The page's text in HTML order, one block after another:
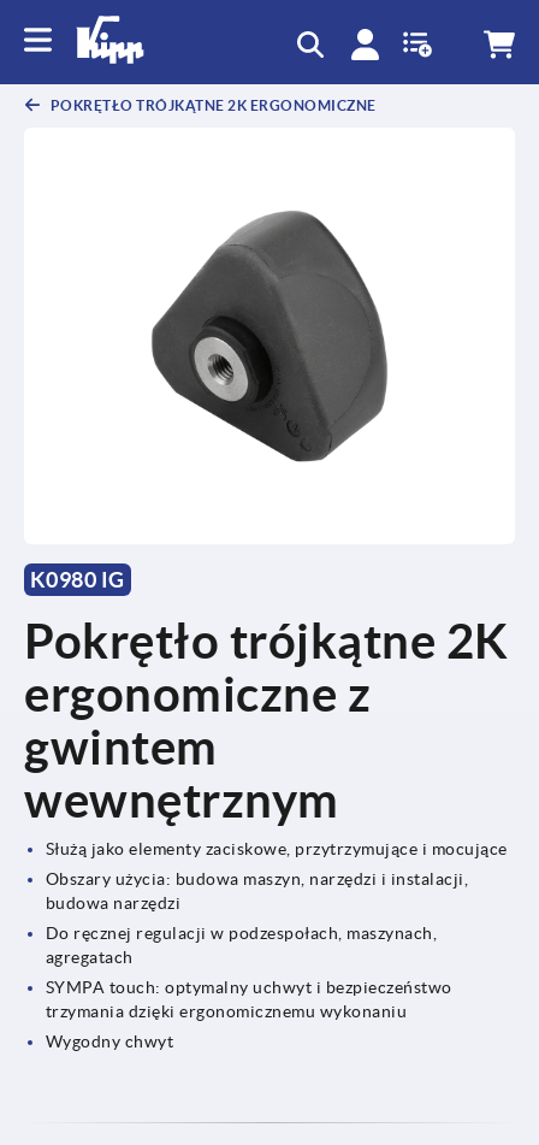
POKRĘTŁO TRÓJKĄTNE 2K ERGONOMICZNE
K0980 IG
Pokrętło trójkątne 2K
ergonomiczne z
gwintem
wewnętrznym
Służą jako elementy zaciskowe, przytrzymujące i mocujące
Obszary użycia: budowa maszyn, narzędzi i instalacji,
budowa narzędzi
Do ręcznej regulacji w podzespołach, maszynach,
agregatach
SYMPA touch: optymalny uchwyt i bezpieczeństwo
trzymania dzięki ergonomicznemu wykonaniu
Wygodny chwyt